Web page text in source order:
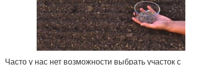
Часто у нас нет возможности выбрать участок с